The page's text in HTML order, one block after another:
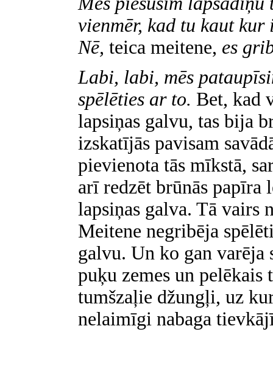
vienmēr, kad tu kaut
Nē, teica meitene, es
Labi, labi, mēs
spēlēties ar to. Bet, kad
lapsiņas galvu, tas bija
izskatījās pavisam
pievienota tās mīkstā,
arī redzēt brūnās
lapsiņas galva. Tā vairs
Meitene negribēja
galvu. Un ko gan varēja
puķu zemes un
tumšzaļie džungļi, uz
nelaimīgi nabaga